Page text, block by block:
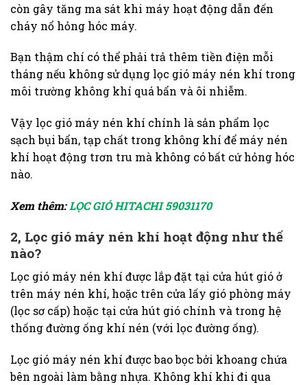
còn gây tăng ma sát khi máy hoạt động dẫn đến
cháy nổ hỏng hóc máy.
Bạn thậm chí có thể phải trả thêm tiền điện mỗi
tháng nếu không sử dụng lọc gió máy nén khí trong
môi trường không khí quá bẩn và ôi nhiễm.
Vậy lọc gió máy nén khí chính là sản phẩm lọc
sạch bụi bẩn, tạp chất trong không khí để máy nén
khí hoạt động trơn tru mà không có bất cứ hỏng hóc
nào.
Xem thêm:LỌC GIÓ HITACHI 59031170
2, Lọc gió máy nén khí hoạt động như thế
nào?
Lọc gió máy nén khí được lắp đặt tại cửa hút gió ở
trên máy nén khí, hoặc trên cửa lấy gió phòng máy
(lọc sơ cấp) hoặc tại cửa hút gió chính và trong hệ
thống đường ống khí nén (với lọc đường ống).
Lọc gió máy nén khí được bao bọc bởi khoang chứa
bên ngoài làm bằng nhựa. Không khí khi đi qua